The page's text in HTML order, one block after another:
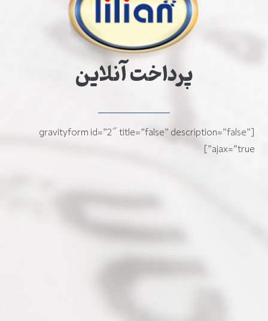
پرداخت آنلاین
[gravityform id=”2″ title=”false” description=”false”
ajax=”true”]